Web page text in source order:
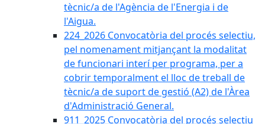
tècnic/a de l'Agència de l'Energia i de
l'Aigua.
224_2026 Convocatòria del procés selectiu,
pel nomenament mitjançant la modalitat
de funcionari interí per programa, per a
cobrir temporalment el lloc de treball de
tècnic/a de suport de gestió (A2) de l'Àrea
d'Administració General.
911_2025 Convocatòria del procés selectiu